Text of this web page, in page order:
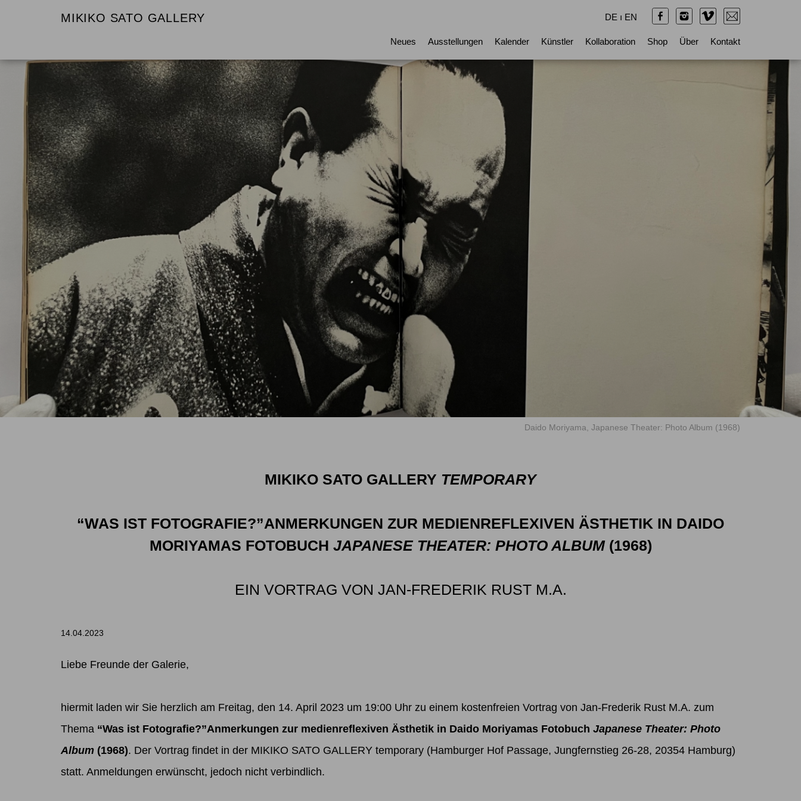
MIKIKO SATO GALLERY
Neues Ausstellungen Kalender Künstler Kollaboration Shop Über Kontakt
DE ı EN
Daido Moriyama, Japanese Theater: Photo Album (1968)
MIKIKO SATO GALLERY TEMPORARY
“WAS IST FOTOGRAFIE?”ANMERKUNGEN ZUR MEDIENREFLEXIVEN ÄSTHETIK IN DAIDO
MORIYAMAS FOTOBUCH JAPANESE THEATER: PHOTO ALBUM(1968)
EIN VORTRAG VON JAN-FREDERIK RUST M.A.
14.04.2023
Liebe Freunde der Galerie,
hiermit laden wir Sie herzlich am Freitag, den 14. April 2023 um 19:00 Uhr zu einem kostenfreien Vortrag von Jan-Frederik Rust M.A. zum
Thema “Was ist Fotografie?”Anmerkungen zur medienreflexiven Ästhetik in Daido Moriyamas Fotobuch Japanese Theater: Photo
Album (1968). Der Vortrag findet in der MIKIKO SATO GALLERY temporary (Hamburger Hof Passage, Jungfernstieg 26-28, 20354 Hamburg)
statt. Anmeldungen erwünscht, jedoch nicht verbindlich.